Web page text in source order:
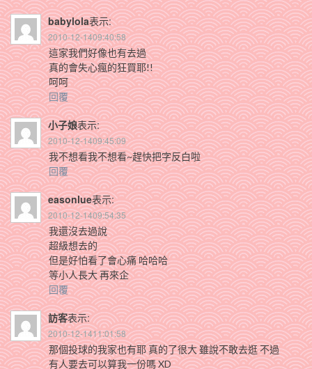
babylola表示:
2010-12-1409:40:58
這家我們好像也有去過
真的會失心瘋的狂買耶!!
呵呵
回覆
小子娘表示:
2010-12-1409:45:09
我不想看我不想看~趕快把字反白啦
回覆
easonlue表示:
2010-12-1409:54:35
我還沒去過說
超級想去的
但是好怕看了會心痛 哈哈哈
等小人長大 再來企
回覆
訪客表示:
2010-12-1411:01:58
那個投球的我家也有耶 真的了很大 雖說不敢去逛 不過
有人要去可以算我一份嗎 XD